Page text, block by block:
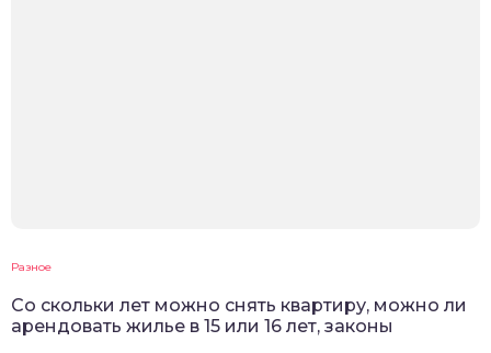
Разное
Со скольки лет можно снять квартиру, можно ли
арендовать жилье в 15 или 16 лет, законы